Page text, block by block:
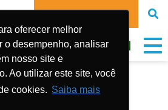
oferecer melhor
o desempenho, analisar
nosso site e
Ao utilizar este site, você
cookies. Saiba mais
FAIRE UN DON
2017